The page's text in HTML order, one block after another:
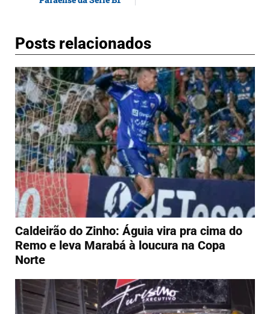
Posts relacionados
Caldeirão do Zinho: Águia vira pra cima do
Remo e leva Marabá à loucura na Copa
Norte